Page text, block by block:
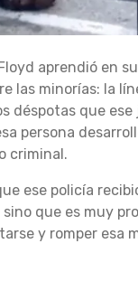
aprendió en
las minorías: la
déspotas que
persona
criminal.
ese policía
que es muy
y romper esa